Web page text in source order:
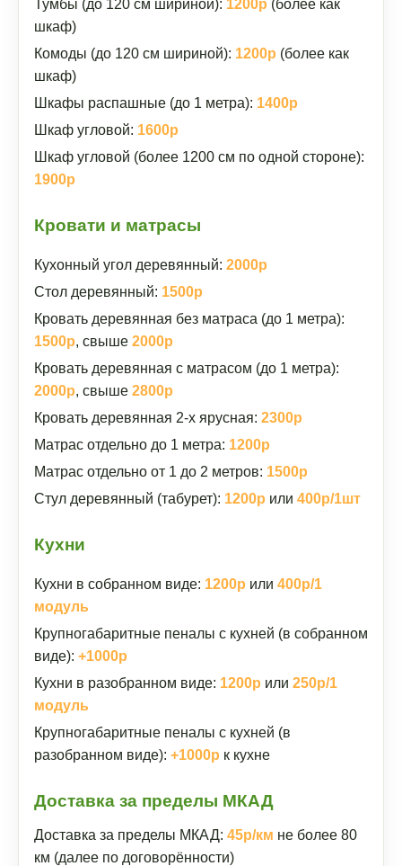
Тумбы (до 120 см шириной): 1200р (более как
шкаф)
Комоды (до 120 см шириной): 1200р (более как
шкаф)
Шкафы распашные (до 1 метра): 1400р
Шкаф угловой: 1600р
Шкаф угловой (более 1200 см по одной стороне):
1900р
Кровати и матрасы
Кухонный угол деревянный: 2000р
Стол деревянный: 1500р
Кровать деревянная без матраса (до 1 метра):
1500р, свыше 2000р
Кровать деревянная с матрасом (до 1 метра):
2000р, свыше 2800р
Кровать деревянная 2-х ярусная: 2300р
Матрас отдельно до 1 метра: 1200р
Матрас отдельно от 1 до 2 метров: 1500р
Стул деревянный (табурет): 1200р или 400р/1шт
Кухни
Кухни в собранном виде: 1200р или 400р/1
модуль
Крупногабаритные пеналы с кухней (в собранном
виде): +1000р
Кухни в разобранном виде: 1200р или 250р/1
модуль
Крупногабаритные пеналы с кухней (в
разобранном виде): +1000р к кухне
Доставка за пределы МКАД
Доставка за пределы МКАД: 45р/км не более 80
км (далее по договорённости)